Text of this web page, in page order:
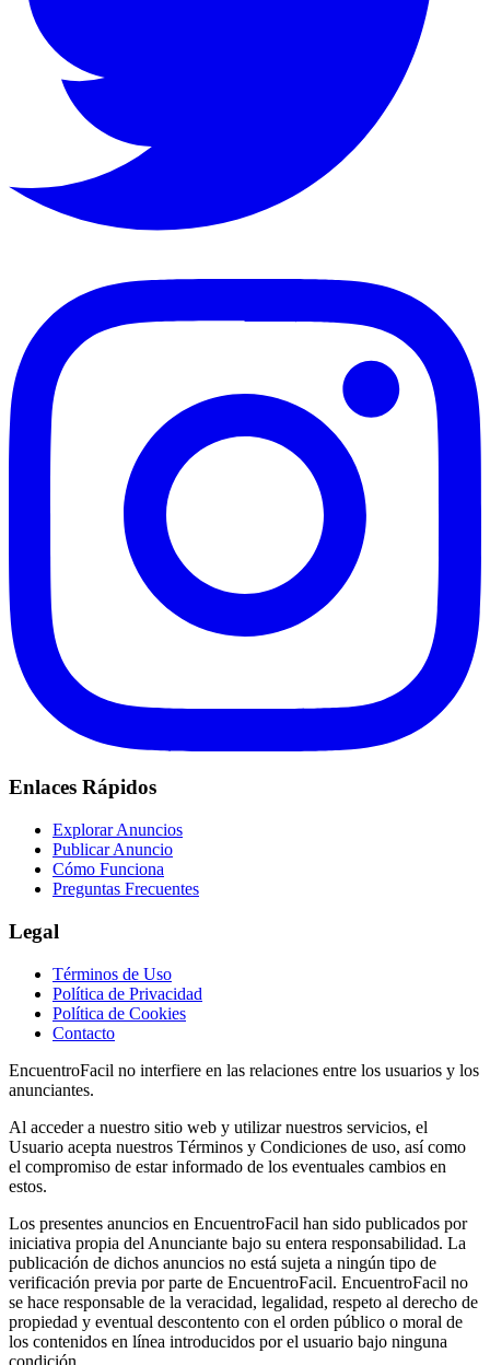
Enlaces Rápidos
Explorar Anuncios
Publicar Anuncio
Cómo Funciona
Preguntas Frecuentes
Legal
Términos de Uso
Política de Privacidad
Política de Cookies
Contacto
EncuentroFacil no interfiere en las relaciones entre los usuarios y los
anunciantes.
Al acceder a nuestro sitio web y utilizar nuestros servicios, el
Usuario acepta nuestros Términos y Condiciones de uso, así como
el compromiso de estar informado de los eventuales cambios en
estos.
Los presentes anuncios en EncuentroFacil han sido publicados por
iniciativa propia del Anunciante bajo su entera responsabilidad. La
publicación de dichos anuncios no está sujeta a ningún tipo de
verificación previa por parte de EncuentroFacil. EncuentroFacil no
se hace responsable de la veracidad, legalidad, respeto al derecho de
propiedad y eventual descontento con el orden público o moral de
los contenidos en línea introducidos por el usuario bajo ninguna
condición.